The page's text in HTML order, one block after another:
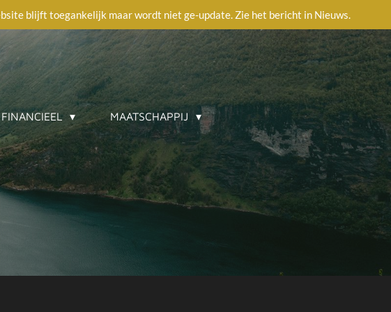
blijft toegankelijk maar wordt niet ge-update. Zie het bericht in Nieuws.
FINANCIEEL MAATSCHAPPIJ